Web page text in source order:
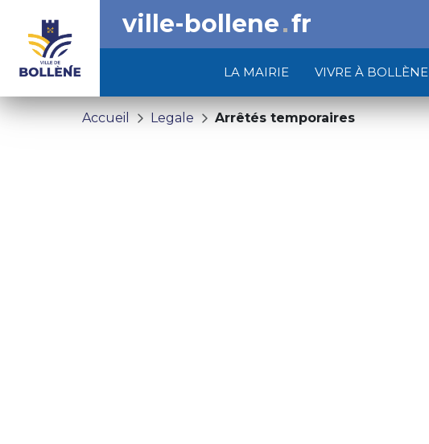
LA MAIRIE VIVRE À BOLLÈNE
ville-bollene fr
Accueil Legale Arrêtés temporaires